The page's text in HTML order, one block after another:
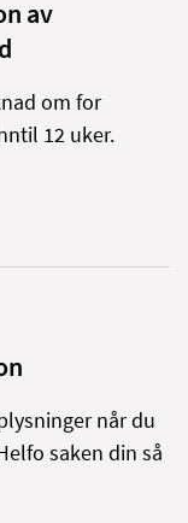
av
om for
12 uker.
når du
saken din så